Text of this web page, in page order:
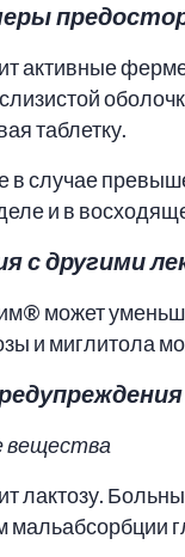
активные
таблетку.
в случае
и в
с другими
может
и миглитола
вещества
лактозу.